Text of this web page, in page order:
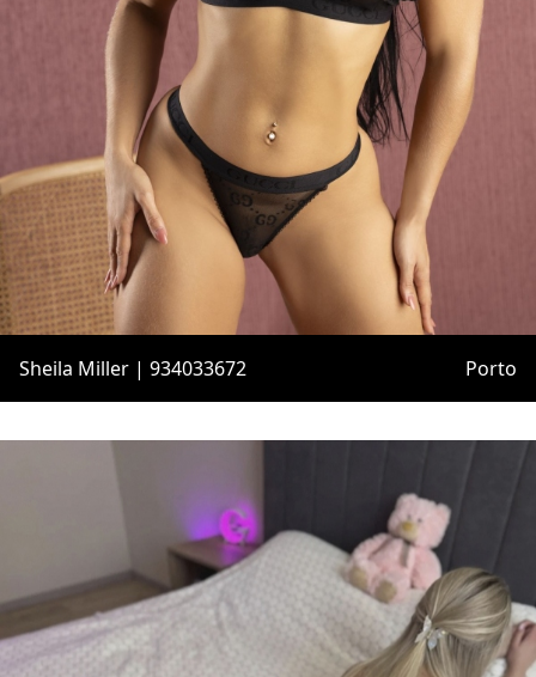
Sheila Miller | 934033672 Porto